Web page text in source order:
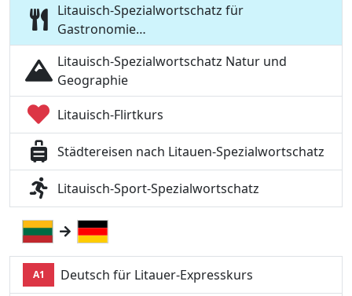
Litauisch-Spezialwortschatz für
Gastronomie…
Litauisch-Spezialwortschatz Natur und
Geographie
Litauisch-Flirtkurs
Städtereisen nach Litauen-Spezialwortschatz
Litauisch-Sport-Spezialwortschatz
A1 Deutsch für Litauer-Expresskurs